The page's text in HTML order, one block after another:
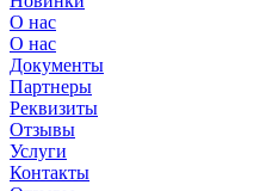
О нас
О нас
Документы
Партнеры
Реквизиты
Отзывы
Услуги
Контакты